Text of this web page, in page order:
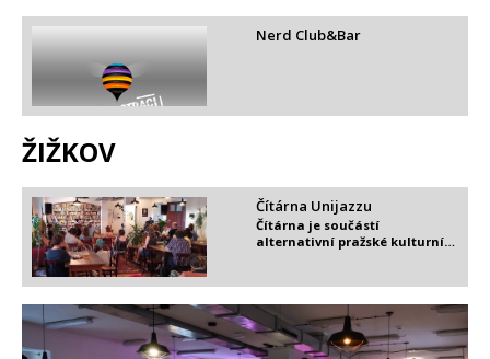
Nerd Club&Bar
ŽIŽKOV
Čítárna Unijazzu
Čítárna je součástí
alternativní pražské kulturní…